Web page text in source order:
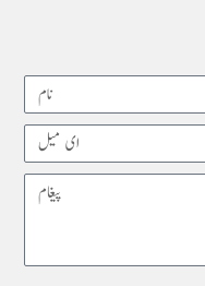
Name
Email
Message